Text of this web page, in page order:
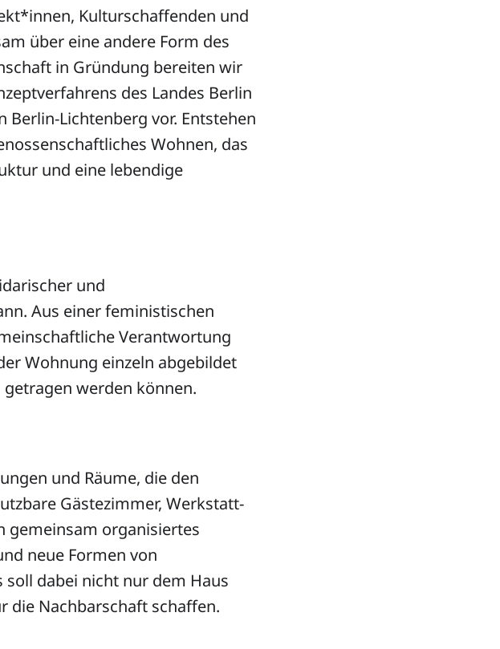
Kulturschaffenden und
über eine andere Form des
in Gründung bereiten wir
des Landes Berlin
Lichtenberg vor. Entstehen
Wohnen, das
und eine lebendige
und
Aus einer feministischen
Verantwortung
Wohnung einzeln abgebildet
werden können.
und Räume, die den
Gästezimmer, Werkstatt-
gemeinsam organisiertes
neue Formen von
dabei nicht nur dem Haus
die Nachbarschaft schaffen.